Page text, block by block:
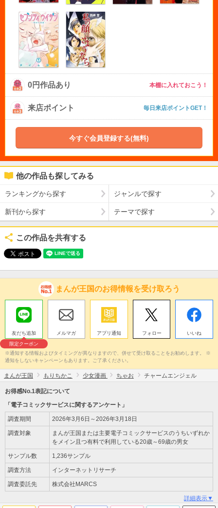
0円作品あり 本棚に入れておこう！
来店ポイント 毎日来店ポイントGET！
今すぐ会員登録する(無料)
他の作品も探してみる
ランキングから探す ジャンルで探す
新刊から探す テーマで探す
この作品を共有する
まんが王国のお得情報を受け取ろう
友だち追加
限定クーポン
メルマガ アプリ通知 フォロー いいね
※通知する情報およびタイミングが異なりますので、併せて受け取ることをお勧めします。 ※
通知をしないキャンペーンもあります。ご了承ください。
まんが王国 もりちかこ 少女漫画 ちゃお チャームエンジェル
お得感No.1表記について
「電子コミックサービスに関するアンケート」
調査期間 2026年3月6日～2026年3月18日
調査対象
まんが王国または主要電子コミックサービスのうちいずれか
をメイン且つ有料で利用している20歳～69歳の男女
サンプル数 1,236サンプル
調査方法 インターネットリサーチ
調査委託先 株式会社MARCS
詳細表示▼